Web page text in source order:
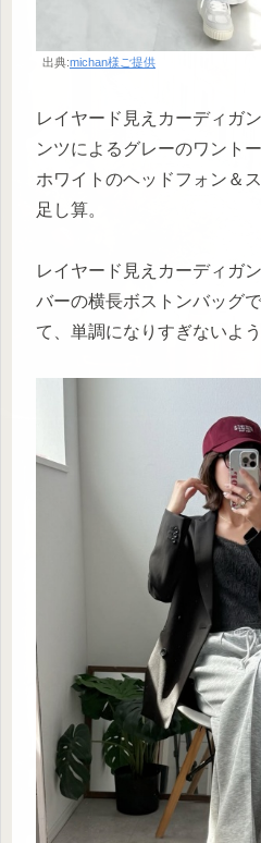
出典:michan様ご提供
レイヤード見えカーディガ
ンツによるグレーのワント
ホワイトのヘッドフォン＆
足し算。
レイヤード見えカーディガ
バーの横長ボストンバッグ
て、単調になりすぎないよう